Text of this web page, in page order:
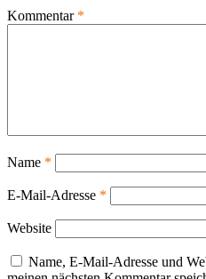
Kommentar *
Name *
E-Mail-Adresse *
Website
Name, E-Mail-Adresse und